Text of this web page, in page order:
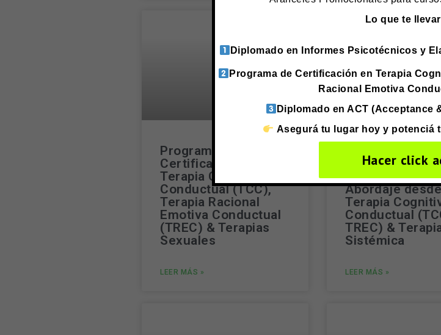
Programa de
Certificación en
Terapia Cognitiva
Conductual (TCC),
Terapia Racional
Emotiva Conductual
(TREC) & Terapias
Sexuales
LEER MÁS »
Certificación
Infancia &
Abordaje
Terapia
Conductual
TREC) &
Sistémica
LEER MÁS »
Lo que te
Diplomado en Informes Psicotécnicos y
Programa de Certificación en Terapia
Racional Emotiva
Diplomado en ACT (Acceptance
Asegurá tu lugar hoy y potenciá
Hacer click